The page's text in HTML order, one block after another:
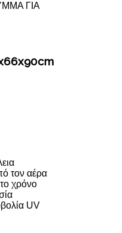
ΓΙΑ
τον αέρα
χρόνο
UV